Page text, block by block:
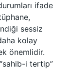
ifade
sessiz
kolay
önemlidir.
i tertip”